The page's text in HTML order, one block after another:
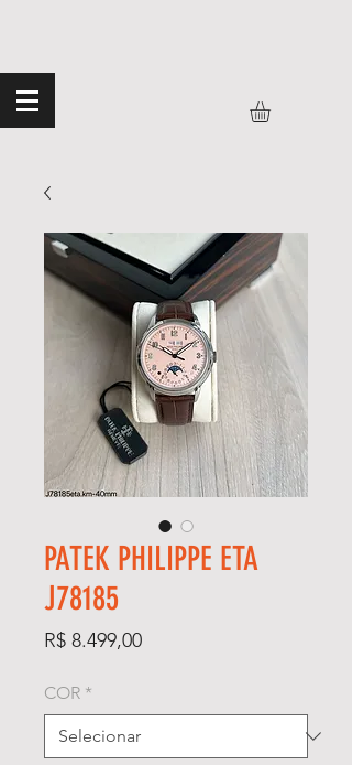
PATEK PHILIPPE ETA
J78185
R$ 8.499,00Preço
COR *